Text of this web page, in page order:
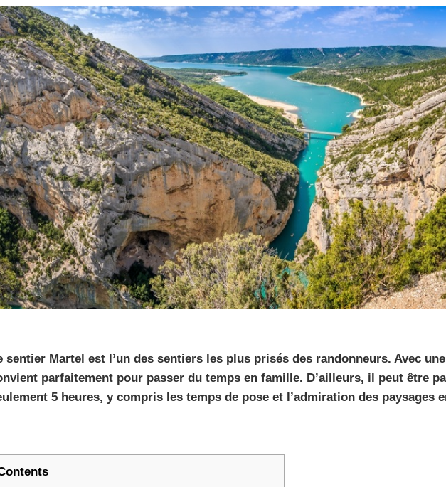
sentier Martel est l’un des sentiers les plus prisés des randonneurs. Avec
parfaitement pour passer du temps en famille. D’ailleurs, il peut être
5 heures, y compris les temps de pose et l’admiration des paysages